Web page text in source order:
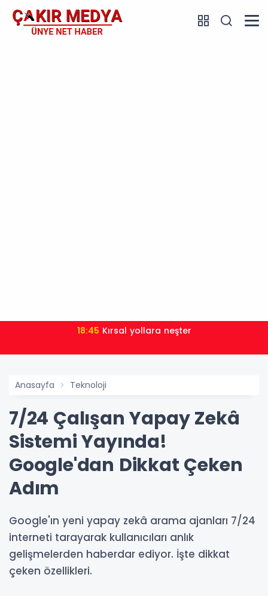
18:45 Kırsal yollara neşter
Anasayfa Teknoloji
7/24 Çalışan Yapay Zekâ
Sistemi Yayında!
Google'dan Dikkat Çeken
Adım
Google'ın yeni yapay zekâ arama ajanları 7/24
interneti tarayarak kullanıcıları anlık
gelişmelerden haberdar ediyor. İşte dikkat
çeken özellikleri.